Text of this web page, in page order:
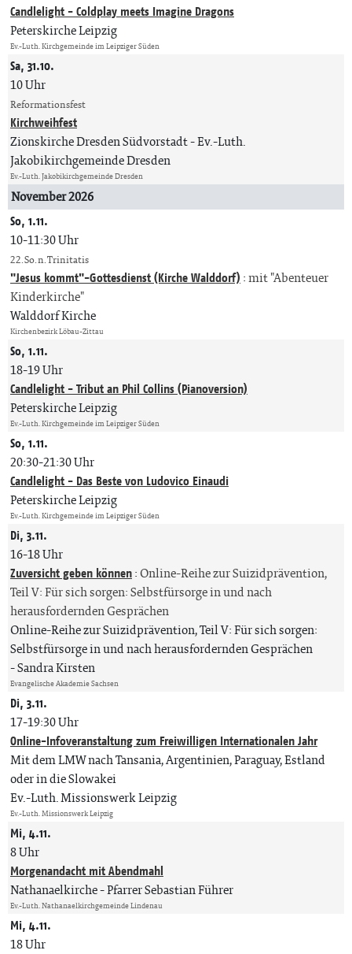
Candlelight - Coldplay meets Imagine Dragons
Peterskirche Leipzig
Ev.-Luth. Kirchgemeinde im Leipziger Süden
Sa, 31.10.
10 Uhr
Reformationsfest
Kirchweihfest
Zionskirche Dresden Südvorstadt Ev.-Luth.
Jakobikirchgemeinde Dresden
Ev.-Luth. Jakobikirchgemeinde Dresden
November 2026
So, 1.11.
10-11:30 Uhr
22. So. n. Trinitatis
"Jesus kommt"-Gottesdienst (Kirche Walddorf) :mit "Abenteuer
Kinderkirche"
Walddorf Kirche
Kirchenbezirk Löbau-Zittau
So, 1.11.
18-19 Uhr
Candlelight - Tribut an Phil Collins (Pianoversion)
Peterskirche Leipzig
Ev.-Luth. Kirchgemeinde im Leipziger Süden
So, 1.11.
20:30-21:30 Uhr
Candlelight - Das Beste von Ludovico Einaudi
Peterskirche Leipzig
Ev.-Luth. Kirchgemeinde im Leipziger Süden
Di, 3.11.
16-18 Uhr
Zuversicht geben können:Online-Reihe zur Suizidprävention,
Teil V: Für sich sorgen: Selbstfürsorge in und nach
herausfordernden Gesprächen
Online-Reihe zur Suizidprävention, Teil V: Für sich sorgen:
Selbstfürsorge in und nach herausfordernden Gesprächen
Sandra Kirsten
Evangelische Akademie Sachsen
Di, 3.11.
17-19:30 Uhr
Online-Infoveranstaltung zum Freiwilligen Internationalen Jahr
Mit dem LMW nach Tansania, Argentinien, Paraguay, Estland
oder in die Slowakei
Ev.-Luth. Missionswerk Leipzig
Ev.-Luth. Missionswerk Leipzig
Mi, 4.11.
8 Uhr
Morgenandacht mit Abendmahl
Nathanaelkirche Pfarrer Sebastian Führer
Ev.-Luth. Nathanaelkirchgemeinde Lindenau
Mi, 4.11.
18 Uhr